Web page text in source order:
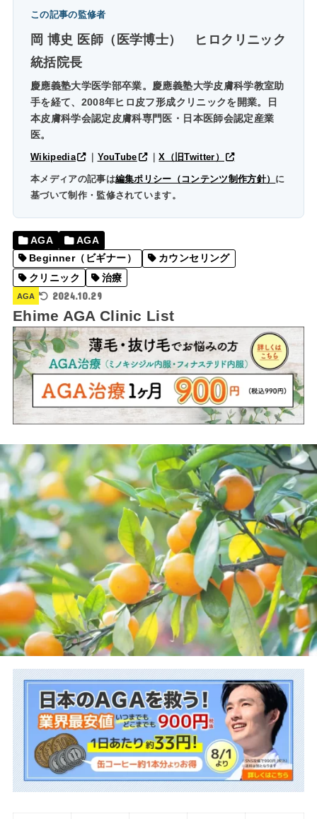
この記事の監修者
岡 博史 医師（医学博士）
ヒロクリニック
統括院長
慶應義塾大学医学部卒業。慶應義塾大学皮膚科学教室助
手を経て、2008年ヒロ皮フ形成クリニックを開業。日
本皮膚科学会認定皮膚科専門医・日本医師会認定産業
医。
Wikipedia YouTube ｜X（旧Twitter）
本メディアの記事は編集ポリシー（コンテンツ制作方針） に
基づいて制作・監修されています。
AGA
AGA
Beginner（ビギナー）
カウンセリング
クリニック
治療
AGA 2024.10.29
Ehime AGA Clinic List